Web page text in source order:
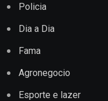
Policia
Dia a Dia
Fama
Agronegocio
Esporte e lazer